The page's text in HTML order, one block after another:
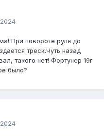
При повороте руля до
треск.Чуть назад
такого нет! Фортунер 19г
было?